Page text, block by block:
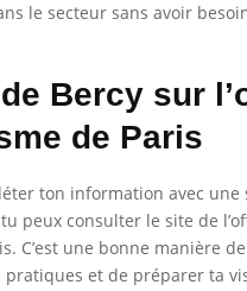
le secteur sans avoir
Bercy sur
de Paris
ton information avec une
peux consulter le site de
C’est une bonne manière
et de préparer ta